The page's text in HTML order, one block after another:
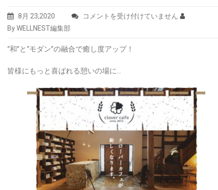
8月 23,2020
ク
バ
カ
フ
ェ
ニ
ー
ア
ル
OPEN
コメントを受け付けていません
By WELLNEST編集部
“和”と“モダン”の融合で癒し度アップ！
皆様にもっと喜ばれる憩いの場に…